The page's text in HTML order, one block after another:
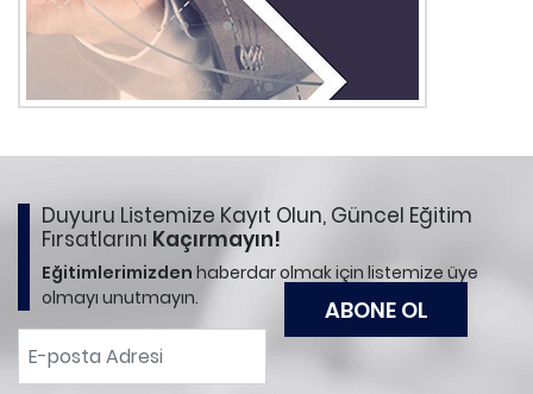
Duyuru Listemize Kayıt Olun, Güncel Eğitim
Fırsatlarını Kaçırmayın!
Eğitimlerimizden haberdar olmak için listemize üye
olmayı unutmayın.